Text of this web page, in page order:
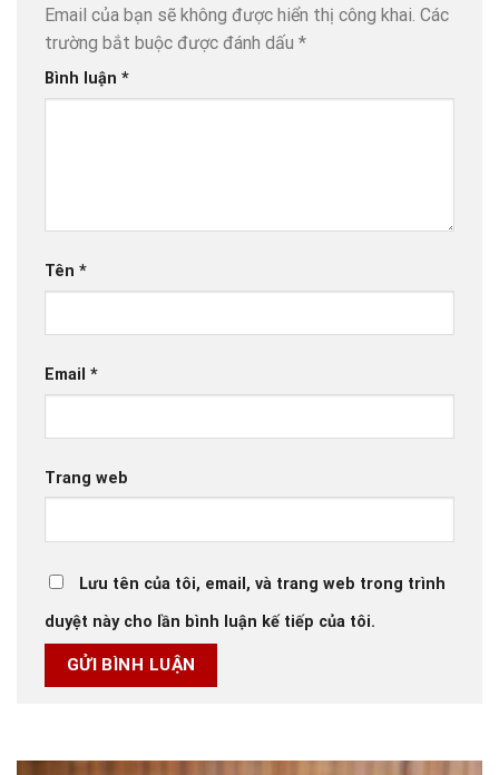
Email của bạn sẽ không được hiển thị công khai. Các
trường bắt buộc được đánh dấu *
Bình luận *
Tên *
Email *
Trang web
Lưu tên của tôi, email, và trang web trong trình
duyệt này cho lần bình luận kế tiếp của tôi.